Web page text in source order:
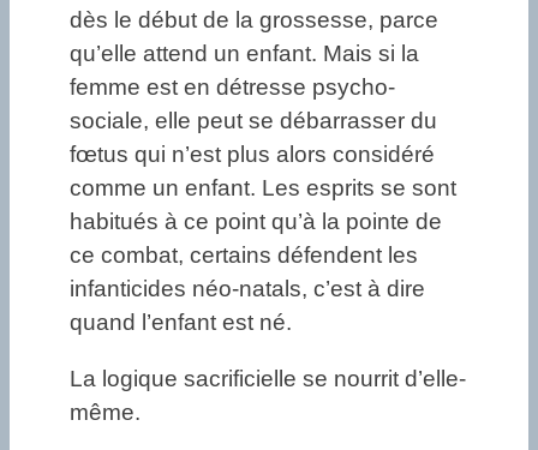
dès le début de la grossesse, parce
qu’elle attend un enfant. Mais si la
femme est en détresse psycho-
sociale, elle peut se débarrasser du
fœtus qui n’est plus alors considéré
comme un enfant. Les esprits se sont
habitués à ce point qu’à la pointe de
ce combat, certains défendent les
infanticides néo-natals, c’est à dire
quand l’enfant est né.
La logique sacrificielle se nourrit d’elle-
même.